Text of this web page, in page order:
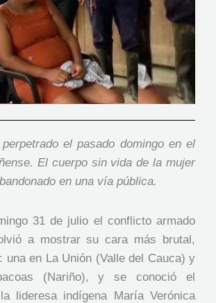
el pasado domingo en el
El cuerpo sin vida de la mujer
en una vía pública.
31 de julio el conflicto armado
a mostrar su cara más brutal,
una en La Unión (Valle del Cauca) y
(Nariño), y se conoció el
lideresa indígena María Verónica